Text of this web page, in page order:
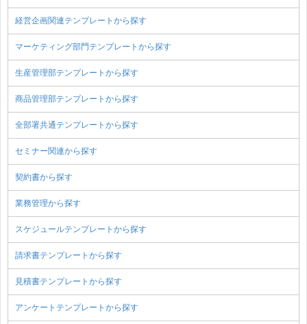
経営企画関連テンプレートから探す
マーケティング部門テンプレートから探す
生産管理部テンプレートから探す
商品管理部テンプレートから探す
全部署共通テンプレートから探す
セミナー関連から探す
契約書から探す
業務管理から探す
スケジュールテンプレートから探す
請求書テンプレートから探す
見積書テンプレートから探す
アンケートテンプレートから探す